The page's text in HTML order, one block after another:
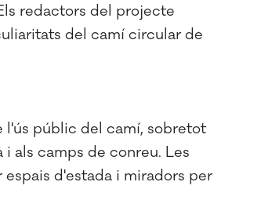
redactors del projecte
del camí circular de
l'ús públic del camí, sobretot
als camps de conreu. Les
d'estada i miradors per